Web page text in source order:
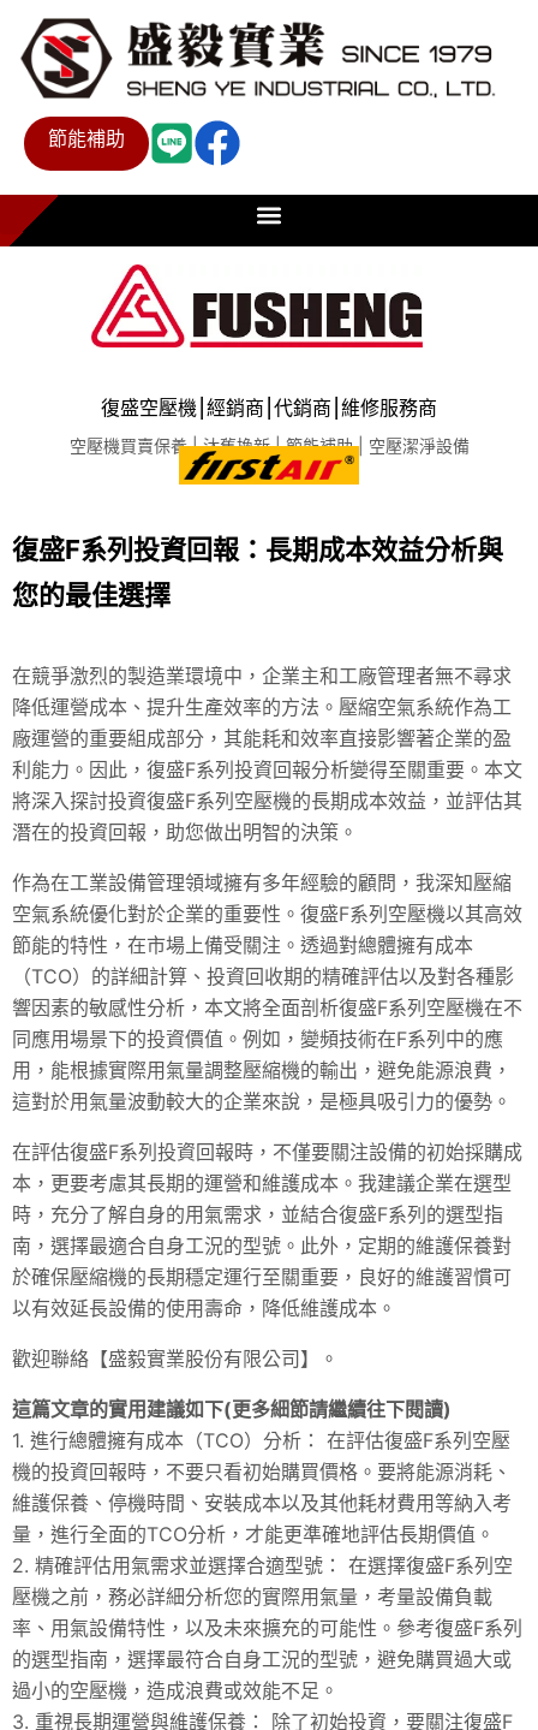
節能補助
復盛空壓機⎮經銷商⎮代銷商⎮維修服務商
空壓機買賣保養 | 汰舊換新 | 節能補助 | 空壓潔淨設備
復盛F系列投資回報：長期成本效益分析與
您的最佳選擇
在競爭激烈的製造業環境中，企業主和工廠管理者無不尋求
降低運營成本、提升生產效率的方法。壓縮空氣系統作為工
廠運營的重要組成部分，其能耗和效率直接影響著企業的盈
利能力。因此，復盛F系列投資回報分析變得至關重要。本文
將深入探討投資復盛F系列空壓機的長期成本效益，並評估其
潛在的投資回報，助您做出明智的決策。
作為在工業設備管理領域擁有多年經驗的顧問，我深知壓縮
空氣系統優化對於企業的重要性。復盛F系列空壓機以其高效
節能的特性，在市場上備受關注。透過對總體擁有成本
（TCO）的詳細計算、投資回收期的精確評估以及對各種影
響因素的敏感性分析，本文將全面剖析復盛F系列空壓機在不
同應用場景下的投資價值。例如，變頻技術在F系列中的應
用，能根據實際用氣量調整壓縮機的輸出，避免能源浪費，
這對於用氣量波動較大的企業來說，是極具吸引力的優勢。
在評估復盛F系列投資回報時，不僅要關注設備的初始採購成
本，更要考慮其長期的運營和維護成本。我建議企業在選型
時，充分了解自身的用氣需求，並結合復盛F系列的選型指
南，選擇最適合自身工況的型號。此外，定期的維護保養對
於確保壓縮機的長期穩定運行至關重要，良好的維護習慣可
以有效延長設備的使用壽命，降低維護成本。
歡迎聯絡【盛毅實業股份有限公司】。
這篇文章的實用建議如下(更多細節請繼續往下閱讀)
1. 進行總體擁有成本（TCO）分析： 在評估復盛F系列空壓
機的投資回報時，不要只看初始購買價格。要將能源消耗、
維護保養、停機時間、安裝成本以及其他耗材費用等納入考
量，進行全面的TCO分析，才能更準確地評估長期價值。
2. 精確評估用氣需求並選擇合適型號： 在選擇復盛F系列空
壓機之前，務必詳細分析您的實際用氣量，考量設備負載
率、用氣設備特性，以及未來擴充的可能性。參考復盛F系列
的選型指南，選擇最符合自身工況的型號，避免購買過大或
過小的空壓機，造成浪費或效能不足。
3. 重視長期運營與維護保養： 除了初始投資，要關注復盛F